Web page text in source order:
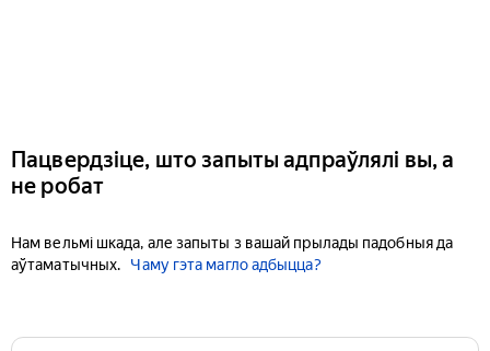
Пацвердзіце, што запыты адпраўлялі вы, а
не робат
Нам вельмі шкада, але запыты з вашай прылады падобныя да
аўтаматычных.
Чаму гэта магло адбыцца?